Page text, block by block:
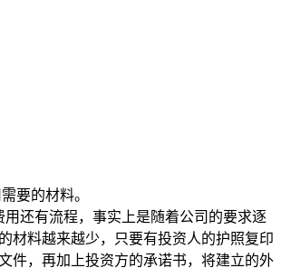
要的材料。
用还有流程，事实上是随着公司的要求逐
材料越来越少，只要有投资人的护照复印
件，再加上投资方的承诺书，将建立的外